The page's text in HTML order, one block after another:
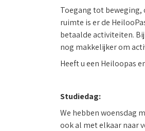
Toegang tot beweging,
ruimte is er de
betaalde activiteiten.
nog makkelijker om
Heeft u een Heiloopas
Studiedag:
We hebben woensdag
ook al met elkaar naar